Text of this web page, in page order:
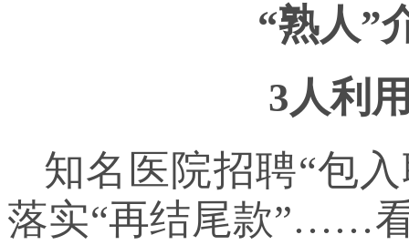
“熟人”
3人利
知名医院招聘“包
落实“再结尾款”……